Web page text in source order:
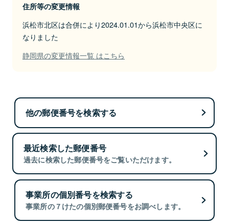
住所等の変更情報
浜松市北区は合併により2024.01.01から浜松市中央区に
なりました
静岡県の変更情報一覧 はこちら
他の郵便番号を検索する
最近検索した郵便番号
過去に検索した郵便番号をご覧いただけます。
事業所の個別番号を検索する
事業所の７けたの個別郵便番号をお調べします。